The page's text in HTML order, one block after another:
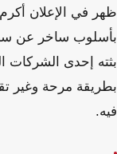
ظهر في الإعلان
بأسلوب ساخر عن سبب
بثته إحدى الشركات
بطريقة مرحة وغير
فيه.